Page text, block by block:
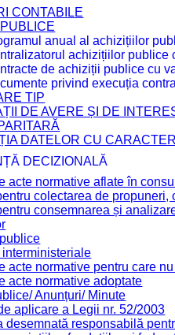
CONTABILE
anual al achizițiilor
achizițiilor publice
de achiziții publice cu
privind execuția
TIP
DE AVERE ȘI DE
DATELOR CU
DECIZIONALĂ
acte normative aflate în
colectarea de
consemnarea și
acte normative pentru care
acte normative adoptate
Anunțuri/ Minute
aplicare a Legii nr. 52/2003
desemnată responsabilă